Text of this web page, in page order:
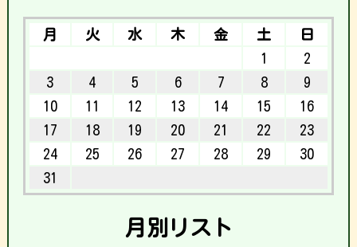
月 火 水 木 金 土
日
1
2
3
4 5 6 7 8
9
10
11 12 13 14 15
16
17
18 19 20 21 22
23
24
25 26 27 28 29
30
31
月別リスト